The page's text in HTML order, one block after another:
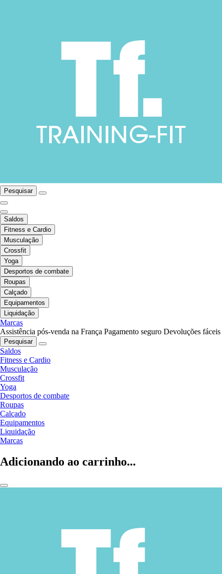
Pesquisar
Saldos
Fitness e Cardio
Musculação
Crossfit
Yoga
Desportos de combate
Roupas
Calçado
Equipamentos
Liquidação
Marcas
Assistência pós-venda na França Pagamento seguro Devoluções fáceis
Pesquisar
Saldos
Fitness e Cardio
Musculação
Crossfit
Yoga
Desportos de combate
Roupas
Calçado
Equipamentos
Liquidação
Marcas
Adicionando ao carrinho...